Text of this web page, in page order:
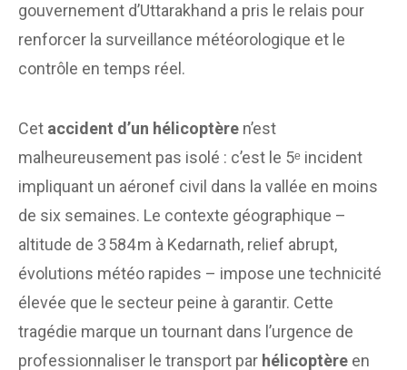
gouvernement d’Uttarakhand a pris le relais pour
renforcer la surveillance météorologique et le
contrôle en temps réel.
Cet accident d’un hélicoptère n’est
malheureusement pas isolé : c’est le 5ᵉ incident
impliquant un aéronef civil dans la vallée en moins
de six semaines. Le contexte géographique –
altitude de 3 584 m à Kedarnath, relief abrupt,
évolutions météo rapides – impose une technicité
élevée que le secteur peine à garantir. Cette
tragédie marque un tournant dans l’urgence de
professionnaliser le transport par hélicoptère en